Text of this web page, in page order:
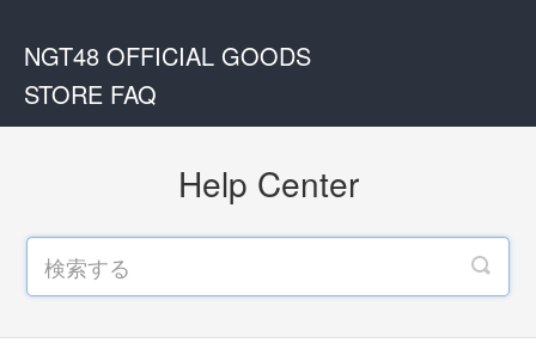
NGT48 OFFICIAL GOODS
STORE FAQ
Help Center